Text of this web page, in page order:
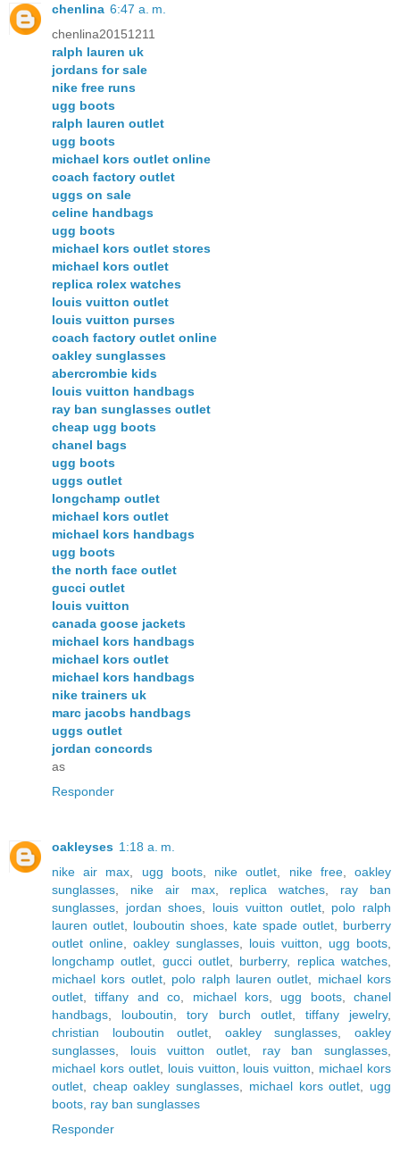
chenlina 6:47 a. m.
chenlina20151211
ralph lauren uk
jordans for sale
nike free runs
ugg boots
ralph lauren outlet
ugg boots
michael kors outlet online
coach factory outlet
uggs on sale
celine handbags
ugg boots
michael kors outlet stores
michael kors outlet
replica rolex watches
louis vuitton outlet
louis vuitton purses
coach factory outlet online
oakley sunglasses
abercrombie kids
louis vuitton handbags
ray ban sunglasses outlet
cheap ugg boots
chanel bags
ugg boots
uggs outlet
longchamp outlet
michael kors outlet
michael kors handbags
ugg boots
the north face outlet
gucci outlet
louis vuitton
canada goose jackets
michael kors handbags
michael kors outlet
michael kors handbags
nike trainers uk
marc jacobs handbags
uggs outlet
jordan concords
as
Responder
oakleyses 1:18 a. m.
nike air max
ugg boots, nike outlet nike free,oakley
sunglasses
nike air max, replica watches
ray ban
sunglasses
jordan shoes louis vuitton outlet, polo ralph
lauren outlet
louboutin shoes kate spade outlet
burberry
outlet online
oakley sunglasses louis vuitton ugg boots
longchamp outlet
gucci outlet burberry, replica watches
michael kors outlet, polo ralph lauren outlet
michael kors
outlet ,tiffany and co michael kors, ugg boots, chanel
handbags
louboutin ,tory burch outlet, tiffany jewelry,
christian louboutin outlet
oakley sunglasses ,oakley
sunglasses
louis vuitton outlet ray ban sunglasses
michael kors outlet, louis vuitton louis vuitton
michael kors
outlet
cheap oakley sunglasses michael kors outlet
ugg
boots ray ban sunglasses
Responder